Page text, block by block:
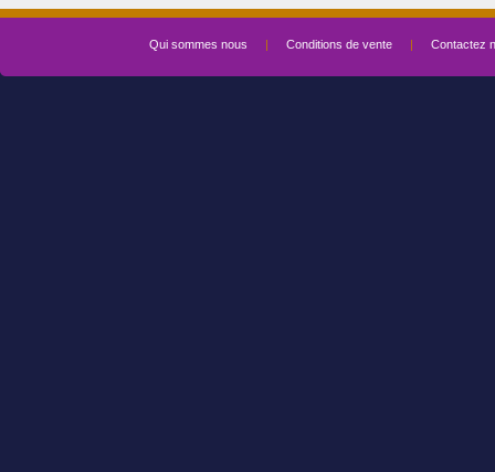
Qui sommes nous | Conditions de vente | Contactez